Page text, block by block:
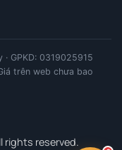
GPKD: 0319025915
trên web chưa bao
rights reserved.